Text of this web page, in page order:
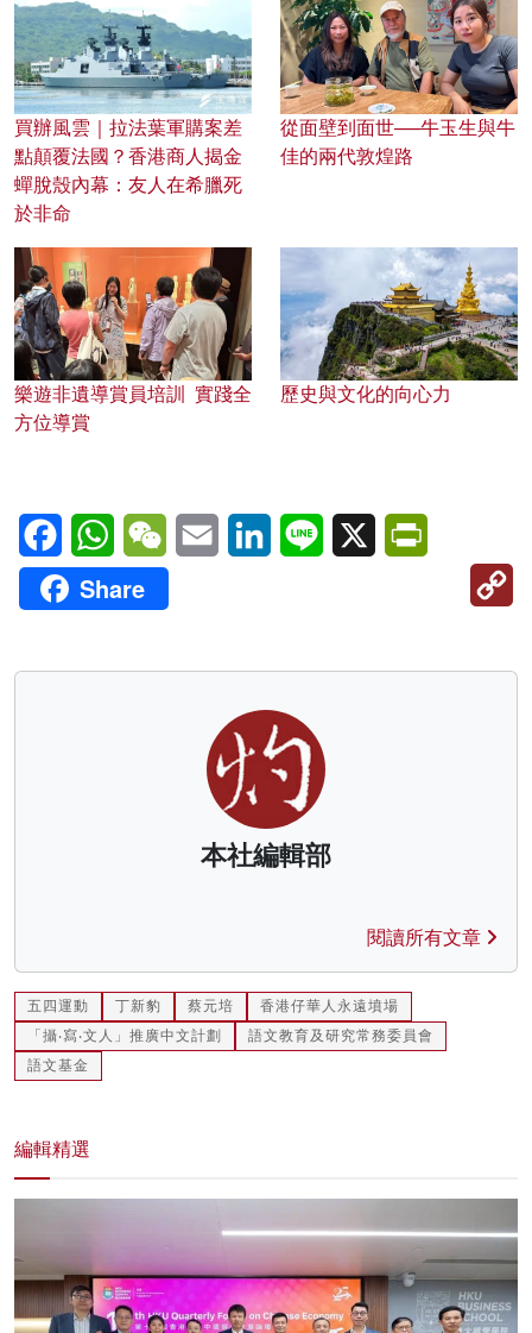
買辦風雲｜拉法葉軍購案差
點顛覆法國？香港商人揭金
蟬脫殼內幕：友人在希臘死
於非命
從面壁到面世──牛玉生與牛
佳的兩代敦煌路
樂遊非遺導賞員培訓 實踐全
方位導賞
歷史與文化的向心力
FacebookWhatsAppWeChatEmail LinkedInLine X
Share
本社編輯部
閱讀所有文章
五四運動 丁新豹 蔡元培
香港仔華人永遠墳場
「攝‧寫‧文人」推廣中文計劃
語文教育及研究常務委員會
語文基金
編輯精選